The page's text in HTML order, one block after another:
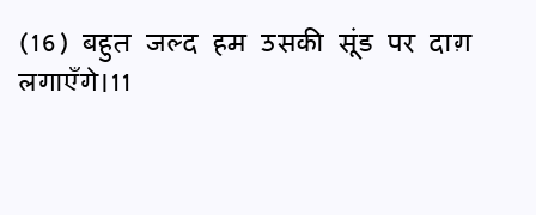
(16) बहुत जल्द हम उसकी सूंड पर दाग़
लगाएँगे।11